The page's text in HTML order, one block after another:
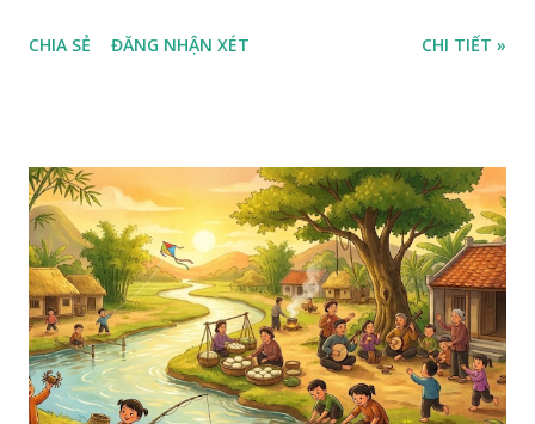
CHIA SẺ ĐĂNG NHẬN XÉT CHI TIẾT »